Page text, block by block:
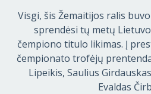
Visgi, šis Žemaitijos ralis
sprendėsi tų metų
čempiono titulo likimas. Į
čempionato trofėjų
Lipeikis, Saulius
Evaldas